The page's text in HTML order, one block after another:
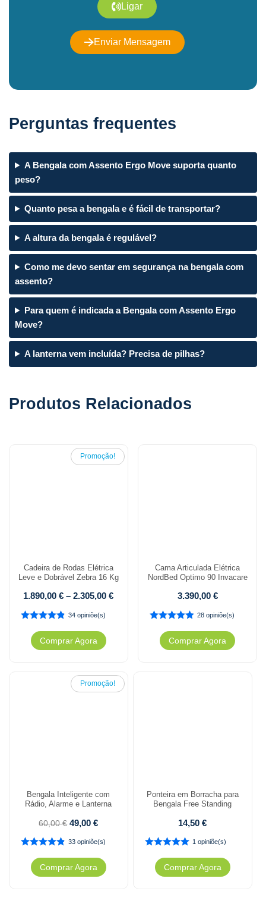
Ligar
Enviar Mensagem
Perguntas frequentes
A Bengala com Assento Ergo Move suporta quanto
peso?
Quanto pesa a bengala e é fácil de transportar?
A altura da bengala é regulável?
Como me devo sentar em segurança na bengala com
assento?
Para quem é indicada a Bengala com Assento Ergo
Move?
A lanterna vem incluída? Precisa de pilhas?
Produtos Relacionados
Promoção!
Cadeira de Rodas Elétrica
Leve e Dobrável Zebra 16 Kg
1.890,00€ – 2.305,00€
34 opiniõe(s)
Comprar Agora
Cama Articulada Elétrica
NordBed Optimo 90 Invacare
3.390,00 €
28 opiniõe(s)
Comprar Agora
Promoção!
Bengala Inteligente com
Rádio, Alarme e Lanterna
60,00€ 49,00€
33 opiniõe(s)
Comprar Agora
Ponteira em Borracha para
Bengala Free Standing
14,50€
1 opiniõe(s)
Comprar Agora